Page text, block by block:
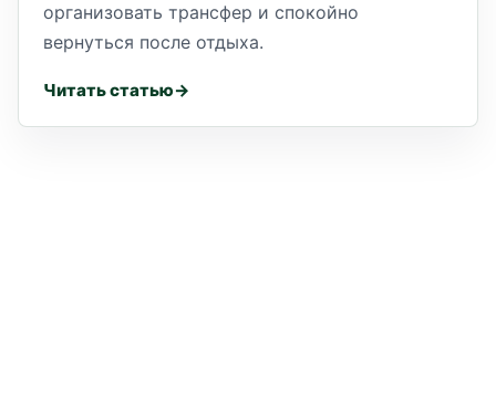
организовать трансфер и спокойно
вернуться после отдыха.
Читать статью